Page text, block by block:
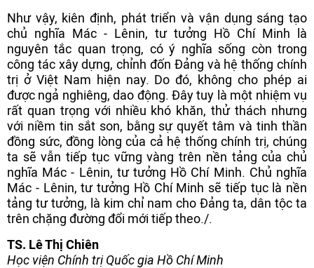
Như vậy, kiên định, phát triển và vận dụng sáng tạo
chủ nghĩa Mác - Lênin, tư tưởng Hồ Chí Minh là
nguyên tắc quan trọng, có ý nghĩa sống còn trong
công tác xây dựng, chỉnh đốn Đảng và hệ thống chính
trị ở Việt Nam hiện nay. Do đó, không cho phép ai
được ngả nghiêng, dao động. Đây tuy là một nhiệm vụ
rất quan trọng với nhiều khó khăn, thử thách nhưng
với niềm tin sắt son, bằng sự quyết tâm và tinh thần
đồng sức, đồng lòng của cả hệ thống chính trị, chúng
ta sẽ vẫn tiếp tục vững vàng trên nền tảng của chủ
nghĩa Mác - Lênin, tư tưởng Hồ Chí Minh. Chủ nghĩa
Mác - Lênin, tư tưởng Hồ Chí Minh sẽ tiếp tục là nền
tảng tư tưởng, là kim chỉ nam cho Đảng ta, dân tộc ta
trên chặng đường đổi mới tiếp theo./.
TS. Lê Thị Chiên
Học viện Chính trị Quốc gia Hồ Chí Minh